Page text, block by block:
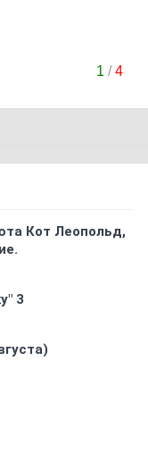
1 /4
Кот Леопольд,
3